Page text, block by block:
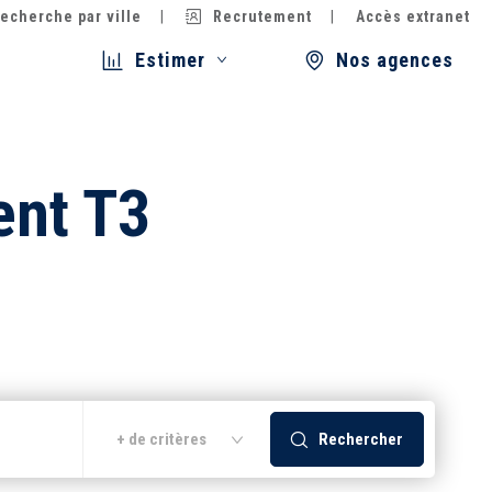
Estimer Nos agences
par ville Recrutement Accès extranet
T3
+ de critères Rechercher